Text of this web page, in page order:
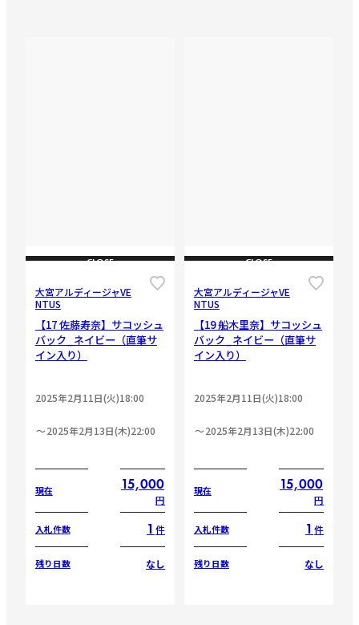
CLOSE
大宮アルディージャVE
NTUS
【17 佐藤寿奈】サコッシュ
バック_ネイビー（直筆サ
イン入り）
2025年2月11日(火)18:00
2025年2月13日(木)22:00
現在 15,000
円
入札件数 1 件
残り日数 なし
CLOSE
大宮アルディージャVE
NTUS
【19 船木里奈】サコッシュ
バック_ネイビー（直筆サ
イン入り）
2025年2月11日(火)18:00
2025年2月13日(木)22:00
現在 15,000
円
入札件数 1 件
残り日数 なし